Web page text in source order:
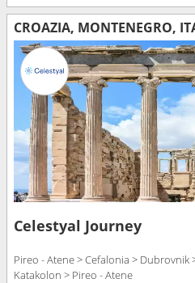
CROAZIA, MONTENEGRO,
Celestyal Journey
Pireo - Atene > Cefalonia > Dubrovnik
Katakolon > Pireo - Atene